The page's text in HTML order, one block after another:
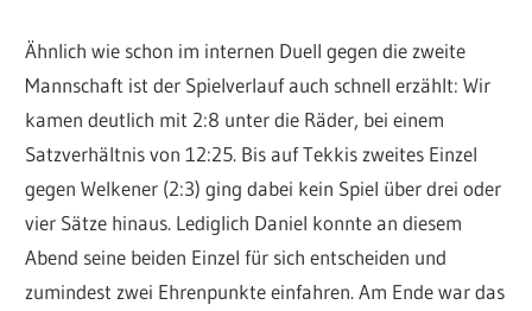
Ähnlich wie schon im internen Duell gegen die zweite
Mannschaft ist der Spielverlauf auch schnell erzählt: Wir
kamen deutlich mit 2:8 unter die Räder, bei einem
Satzverhältnis von 12:25. Bis auf Tekkis zweites Einzel
gegen Welkener (2:3) ging dabei kein Spiel über drei oder
vier Sätze hinaus. Lediglich Daniel konnte an diesem
Abend seine beiden Einzel für sich entscheiden und
zumindest zwei Ehrenpunkte einfahren. Am Ende war das